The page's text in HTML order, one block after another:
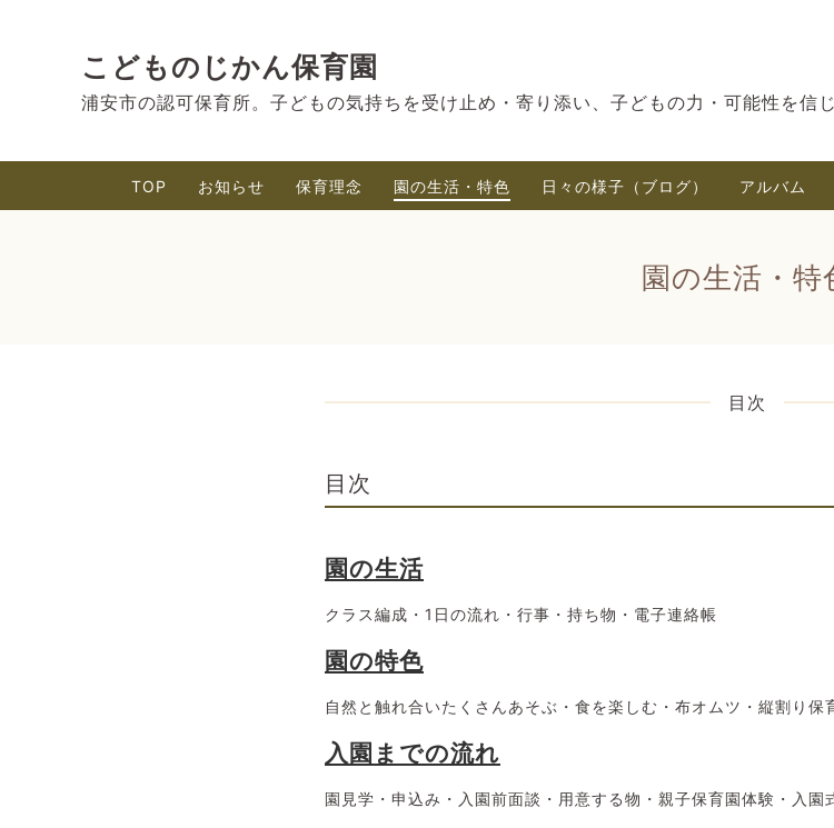
こどものじかん保育園
浦安市の認可保育所。子どもの気持ちを受け止め・寄り添い、子どもの力・可能性を信
TOP お知らせ 保育理念 園の生活・特色 日々の様子（ブログ） アルバム
園の生活・特
目次
目次
園の生活
クラス編成・1日の流れ・行事・持ち物・電子連絡帳
園の特色
自然と触れ合いたくさんあそぶ・食を楽しむ・布オムツ・縦割り保
入園までの流れ
園見学・申込み・入園前面談・用意する物・親子保育園体験・入園